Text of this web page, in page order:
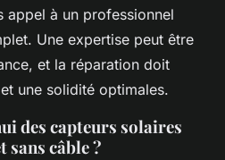
appel à un professionnel
Une expertise peut être
et la réparation doit
une solidité optimales.
des capteurs solaires
câble ?